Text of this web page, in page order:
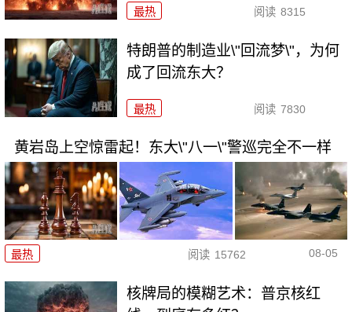
最热 阅读 8315
特朗普的制造业\"回流梦\"，为何
成了回流东大？
最热 阅读 7830
黄岩岛上空惊雷起！东大\"八一\"警巡完全不一样
最热 阅读 15762 08-05
核牌局的模糊艺术：普京核红